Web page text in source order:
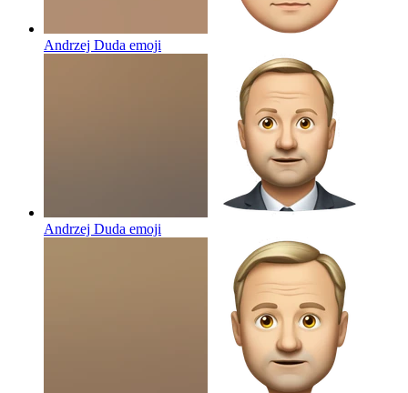
Andrzej Duda emoji
Andrzej Duda emoji